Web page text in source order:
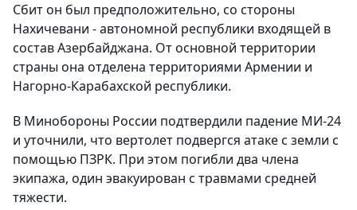
Сбит он был предположительно, со стороны
Нахичевани - автономной республики входящей в
состав Азербайджана. От основной территории
страны она отделена территориями Армении и
Нагорно-Карабахской республики.
В Минобороны России подтвердили падение МИ-24
и уточнили, что вертолет подвергся атаке с земли с
помощью ПЗРК. При этом погибли два члена
экипажа, один эвакуирован с травмами средней
тяжести.